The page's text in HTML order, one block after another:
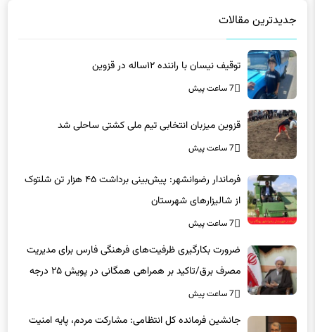
جدیدترین مقالات
توقیف نیسان با راننده ۱۲ساله در قزوین
7 ساعت پیش
قزوین میزبان انتخابی تیم ملی کشتی ساحلی شد
7 ساعت پیش
فرماندار رضوانشهر: پیش‌بینی برداشت ۴۵ هزار تن شلتوک
از شالیزارهای شهرستان
7 ساعت پیش
ضرورت بکارگیری ظرفیت‌های فرهنگی فارس برای مدیریت
مصرف برق/تاکید بر همراهی همگانی در پویش ۲۵ درجه
7 ساعت پیش
جانشین فرمانده کل انتظامی: مشارکت مردم، پایه امنیت